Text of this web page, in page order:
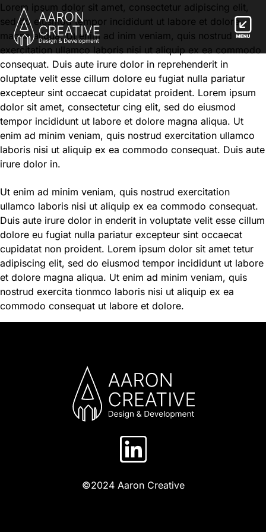
Lorem ipsum dolor sit amet, consectetur adipiscing elit,
sed do eiusmod tempor incididunt ut labore et dolore
magna aliqua. Ut enim ad inim veniam, quis nostrud
exercitation ullamco laboris nisi ut aliquip ex ea commodo
consequat. Duis aute irure dolor in reprehenderit in
oluptate velit esse cillum dolore eu fugiat nulla pariatur
excepteur sint occaecat cupidatat proident. Lorem ipsum
dolor sit amet, consectetur cing elit, sed do eiusmod
tempor incididunt ut labore et dolore magna aliqua. Ut
enim ad minim veniam, quis nostrud exercitation ullamco
laboris nisi ut aliquip ex ea commodo consequat. Duis aute
irure dolor in.
Ut enim ad minim veniam, quis nostrud exercitation
ullamco laboris nisi ut aliquip ex ea commodo consequat.
Duis aute irure dolor in enderit in voluptate velit esse cillum
dolore eu fugiat nulla pariatur excepteur sint occaecat
cupidatat non proident. Lorem ipsum dolor sit amet tetur
adipiscing elit, sed do eiusmod tempor incididunt ut labore
et dolore magna aliqua. Ut enim ad minim veniam, quis
nostrud exercita tionmco laboris nisi ut aliquip ex ea
commodo consequat ut labore et dolore.
©2024 Aaron Creative